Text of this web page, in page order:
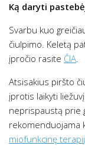
Ką daryti
Svarbu kuo
čiulpimo. Keletą
įpročio rasite ČIA.
Atsisakius piršto
įprotis laikyti
neprispaustą prie
rekomenduojama
miofunkcinę